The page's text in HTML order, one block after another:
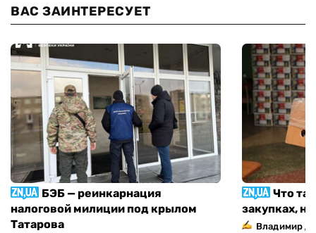
ВАС ЗАИНТЕРЕСУЕТ
БЭБ — реинкарнация
налоговой милиции под крылом
Татарова
Что
закупках,
Владимир